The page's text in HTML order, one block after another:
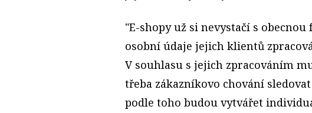
"E-shopy už si nevystačí s
osobní údaje jejich klientů
V souhlasu s jejich zpracováním
třeba zákazníkovo chování
podle toho budou vytvářet